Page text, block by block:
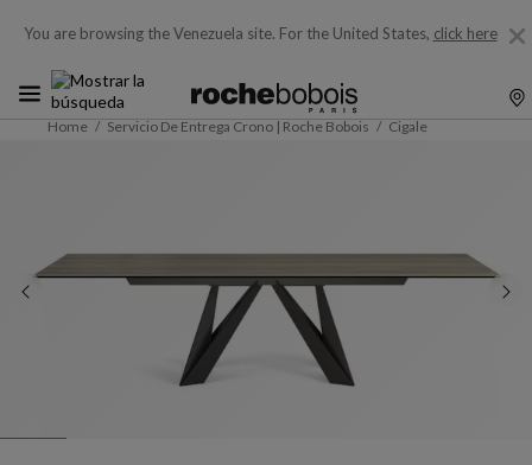
You are browsing the Venezuela site. For the United States, click here
Home Servicio De Entrega Crono | Roche Bobois Cigale